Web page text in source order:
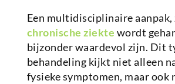
Een multidisciplinaire aanpak,
chronische ziekte wordt
bijzonder waardevol zijn. Dit
behandeling kijkt niet alleen
fysieke symptomen, maar ook